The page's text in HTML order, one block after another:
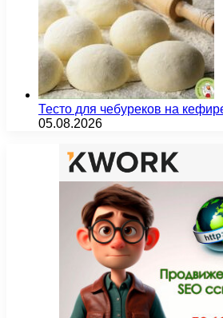
Тесто для чебуреков на
05.08.2026